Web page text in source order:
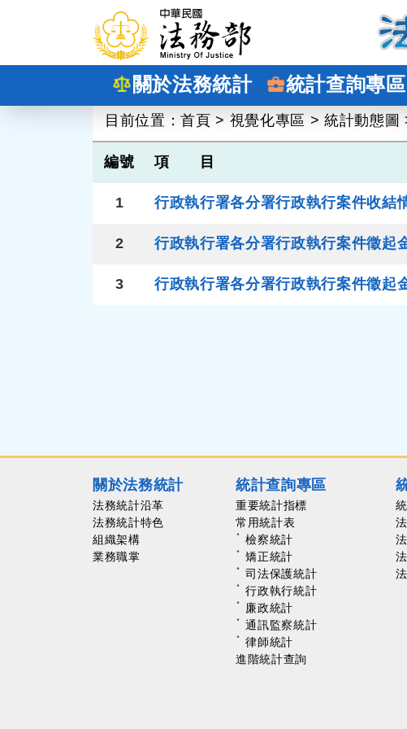
跳到主要內容
關於法務統計 統計查詢專區
目前位置：首頁 > 視覺化專區 >統計動態圖
編號 項 目
1 行政執行署各分署行政執行案件收結
2 行政執行署各分署行政執行案件徵起
3 行政執行署各分署行政執行案件徵起
關於法務統計
法務統計沿革
法務統計特色
組織架構
業務職掌
統計查詢專區
重要統計指標
常用統計表
檢察統計
矯正統計
司法保護統計
行政執行統計
廉政統計
通訊監察統計
律師統計
進階統計查詢